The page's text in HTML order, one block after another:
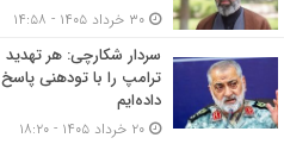
سردار شکارچی: هر تهدید
ترامپ را با تودهنی پاسخ
داده‌ایم